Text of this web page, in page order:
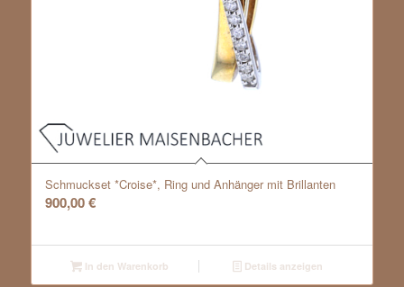
Schmuckset *Croise*, Ring und Anhänger mit Brillanten
900,00€
In den Warenkorb Details anzeigen